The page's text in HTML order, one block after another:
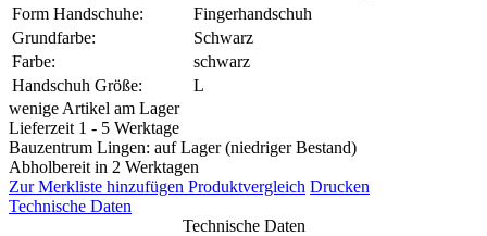
Form Handschuhe:
Fingerhandschuh
Grundfarbe:
Schwarz
Farbe:
schwarz
Handschuh Größe:
L
wenige Artikel am Lager
Lieferzeit 1 - 5 Werktage
Bauzentrum Lingen: auf Lager (niedriger Bestand)
Abholbereit in 2 Werktagen
Zur Merkliste hinzufügen Produktvergleich Drucken
Technische Daten
Technische Daten